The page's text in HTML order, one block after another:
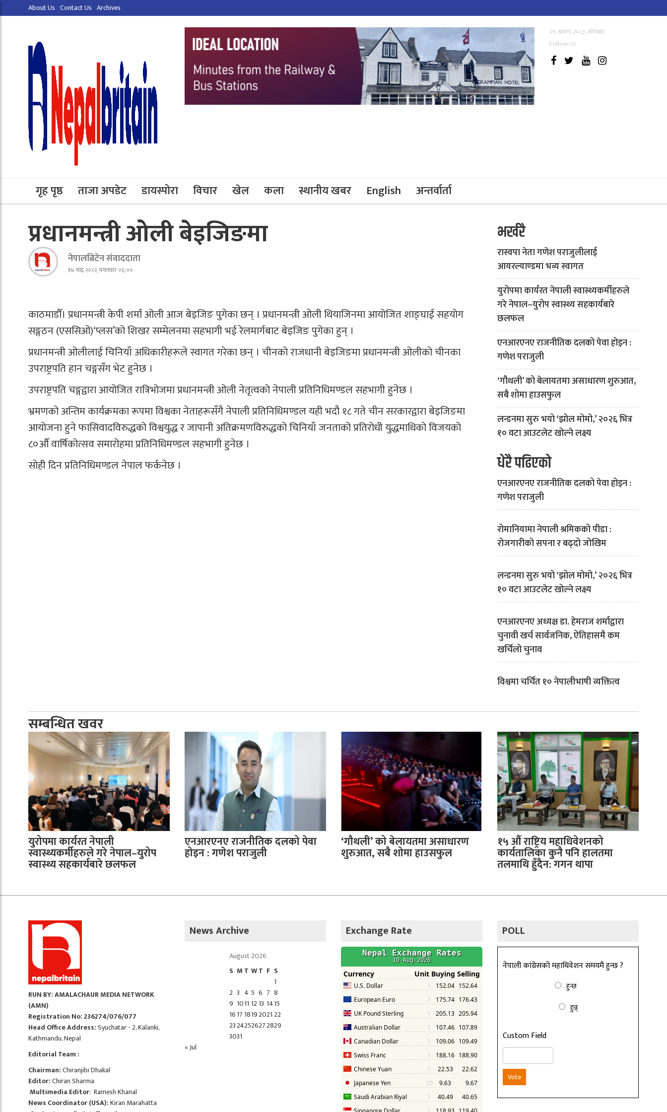
About Us Contact Us Archives
२५ श्रावण २०८३, सोमबार
Follow Us
गृह पृष्ठ ताजा अपडेट डायस्पोरा विचार खेल कला स्थानीय खबर English अन्तर्वार्ता
प्रधानमन्त्री ओली बेइजिङमा
नेपालब्रिटेन संवाददाता
१७ भाद्र २०८२, मंगलवार ०६:००
काठमाडौँ। प्रधानमन्त्री केपी शर्मा ओली आज बेइजिङ पुगेका छन् । प्रधानमन्त्री ओली थियाजिनमा आयोजित शाङ्घाई सहयोग
सङ्गठन (एससिओ)‘प्लस’को शिखर सम्मेलनमा सहभागी भई रेलमार्गबाट बेइजिङ पुगेका हुन् ।
प्रधानमन्त्री ओलीलाई चिनियाँ अधिकारीहरूले स्वागत गरेका छन् । चीनको राजधानी बेइजिङमा प्रधानमन्त्री ओलीको चीनका
उपराष्ट्रपति हान चङ्गसँग भेट हुनेछ ।
उपराष्ट्रपति चङ्गद्वारा आयोजित रात्रिभोजमा प्रधानमन्त्री ओली नेतृत्वको नेपाली प्रतिनिधिमण्डल सहभागी हुनेछ ।
भ्रमणको अन्तिम कार्यक्रमका रूपमा विश्वका नेताहरूसँगै नेपाली प्रतिनिधिमण्डल यही भदौ १८ गते चीन सरकारद्वारा बेइजिङमा
आयोजना हुने फासिवादविरुद्धको विश्वयुद्ध र जापानी अतिक्रमणविरुद्धको चिनियाँ जनताको प्रतिरोधी युद्धमाथिको विजयको
८०औँ वार्षिकोत्सव समारोहमा प्रतिनिधिमण्डल सहभागी हुनेछ ।
सोही दिन प्रतिनिधिमण्डल नेपाल फर्कनेछ ।
भर्खरै
रास्वपा नेता गणेश पराजुलीलाई
आयरल्याण्डमा भव्य स्वागत
युरोपमा कार्यरत नेपाली स्वास्थ्यकर्मीहरुले
गरे नेपाल–युरोप स्वास्थ्य सहकार्यबारे
छलफल
एनआरएनए राजनीतिक दलको पेवा होइन :
गणेश पराजुली
‘गौथली’ को बेलायतमा असाधारण शुरुआत,
सबै शोमा हाउसफुल
लन्डनमा सुरु भयो ‘झोल मोमो,’ २०२६ भित्र
१० वटा आउटलेट खोल्ने लक्ष्य
धेरै पढिएको
एनआरएनए राजनीतिक दलको पेवा होइन :
गणेश पराजुली
रोमानियामा नेपाली श्रमिकको पीडा :
रोजगारीको सपना र बढ्दो जोखिम
लन्डनमा सुरु भयो ‘झोल मोमो,’ २०२६ भित्र
१० वटा आउटलेट खोल्ने लक्ष्य
एनआरएनए अध्यक्ष डा. हेमराज शर्माद्वारा
चुनावी खर्च सार्वजनिक, ऐतिहासमै कम
खर्चिलो चुनाव
विश्वमा चर्चित १० नेपालीभाषी व्यक्तित्व
सम्बन्धित खवर
युरोपमा कार्यरत नेपाली
स्वास्थ्यकर्मीहरुले गरे नेपाल–युरोप
स्वास्थ्य सहकार्यबारे छलफल
एनआरएनए राजनीतिक दलको पेवा
होइन : गणेश पराजुली
‘गौथली’ को बेलायतमा असाधारण
शुरुआत, सबै शोमा हाउसफुल
१५ औँ राष्ट्रिय महाधिवेशनको
कार्यतालिका कुनै पनि हालतमा
तलमाथि हुँदैन: गगन थापा
RUN BY: AMALACHAUR MEDIA NETWORK
(AMN)
Registration No: 236274/076/077
Head Office Address:Syuchatar - 2, Kalanki,
Kathmandu, Nepal
Editorial Team :
Chairman:Chiranjibi Dhakal
Editor:Chiran Sharma
Multimedia Editor: Ramesh Khanal
News Coordinator (USA):Kiran Marahatta
News Archive
August 2026
S M T WT F S
1
2 3 4 5 6 7 8
9 1011 12 13 1415
1617 1819202122
23242526272829
3031
« Jul
Exchange Rate POLL
नेपाली कांग्रेसको महाधिवेशन समयमै हुन्छ ?
हुन्छ
हुन्न्
Custom Field
Vote